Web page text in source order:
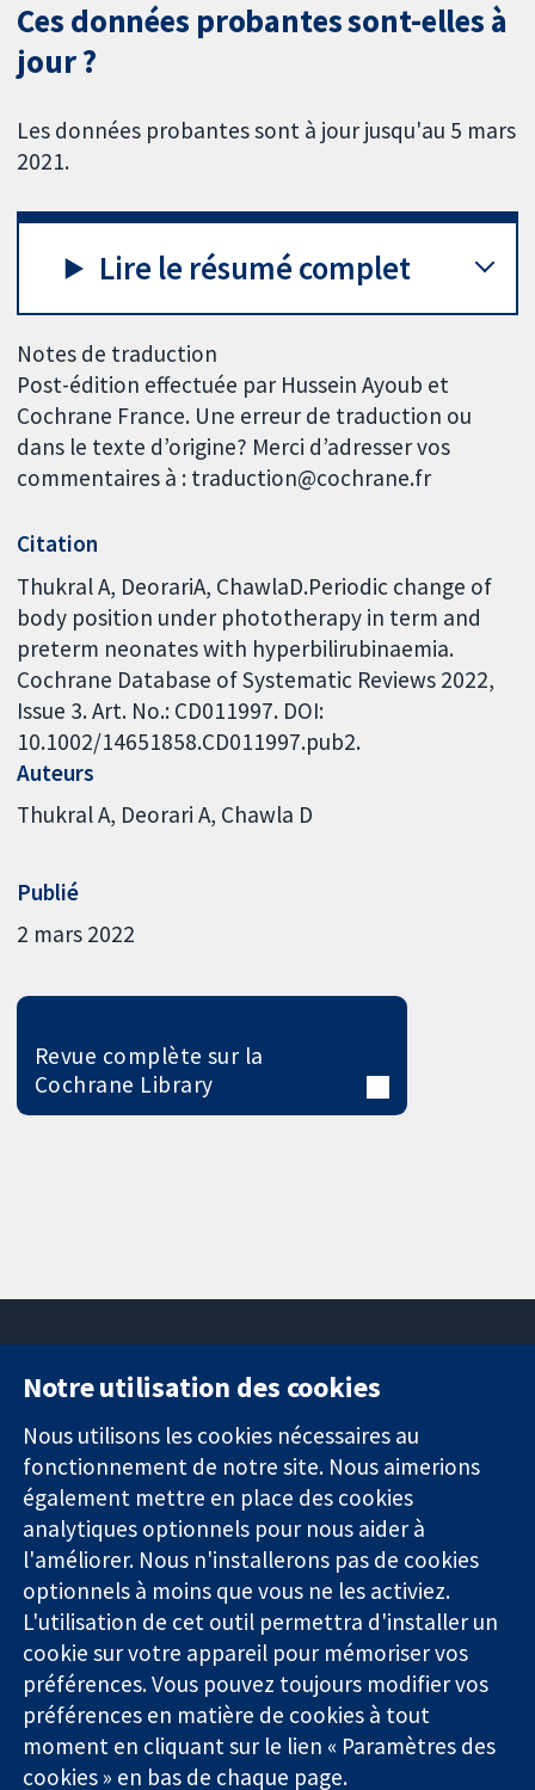
Ces données probantes sont-elles à
jour ?
Les données probantes sont à jour jusqu'au 5 mars
2021.
Lire le résumé complet
Notes de traduction
Post-édition effectuée par Hussein Ayoub et
Cochrane France. Une erreur de traduction ou
dans le texte d’origine? Merci d’adresser vos
commentaires à : traduction@cochrane.fr
Citation
Thukral A, DeorariA, ChawlaD.Periodic change of
body position under phototherapy in term and
preterm neonates with hyperbilirubinaemia.
Cochrane Database of Systematic Reviews 2022,
Issue 3. Art. No.: CD011997. DOI:
10.1002/14651858.CD011997.pub2.
Auteurs
Thukral A Deorari A Chawla D
Publié
2 mars 2022
Revue complète sur la
Cochrane Library
Des données
probantes.
Des décisions
éclairées.
Une meilleure
santé.
11-13 Cavendish
Square
Londres
W1G0AN
Royaume-Uni
nous
Actualités
Service de
presse
Qui sommes-
nous
Offres
d'emploi
Library
La Collaboration Cochrane est une association caritative (n°
1045921) et une société à responsabilité limitée par garantie (n°
Notre utilisation des cookies
Nous utilisons les cookies nécessaires au
fonctionnement de notre site. Nous aimerions
également mettre en place des cookies
analytiques optionnels pour nous aider à
l'améliorer. Nous n'installerons pas de cookies
optionnels à moins que vous ne les activiez.
L'utilisation de cet outil permettra d'installer un
cookie sur votre appareil pour mémoriser vos
préférences. Vous pouvez toujours modifier vos
préférences en matière de cookies à tout
moment en cliquant sur le lien « Paramètres des
cookies » en bas de chaque page.